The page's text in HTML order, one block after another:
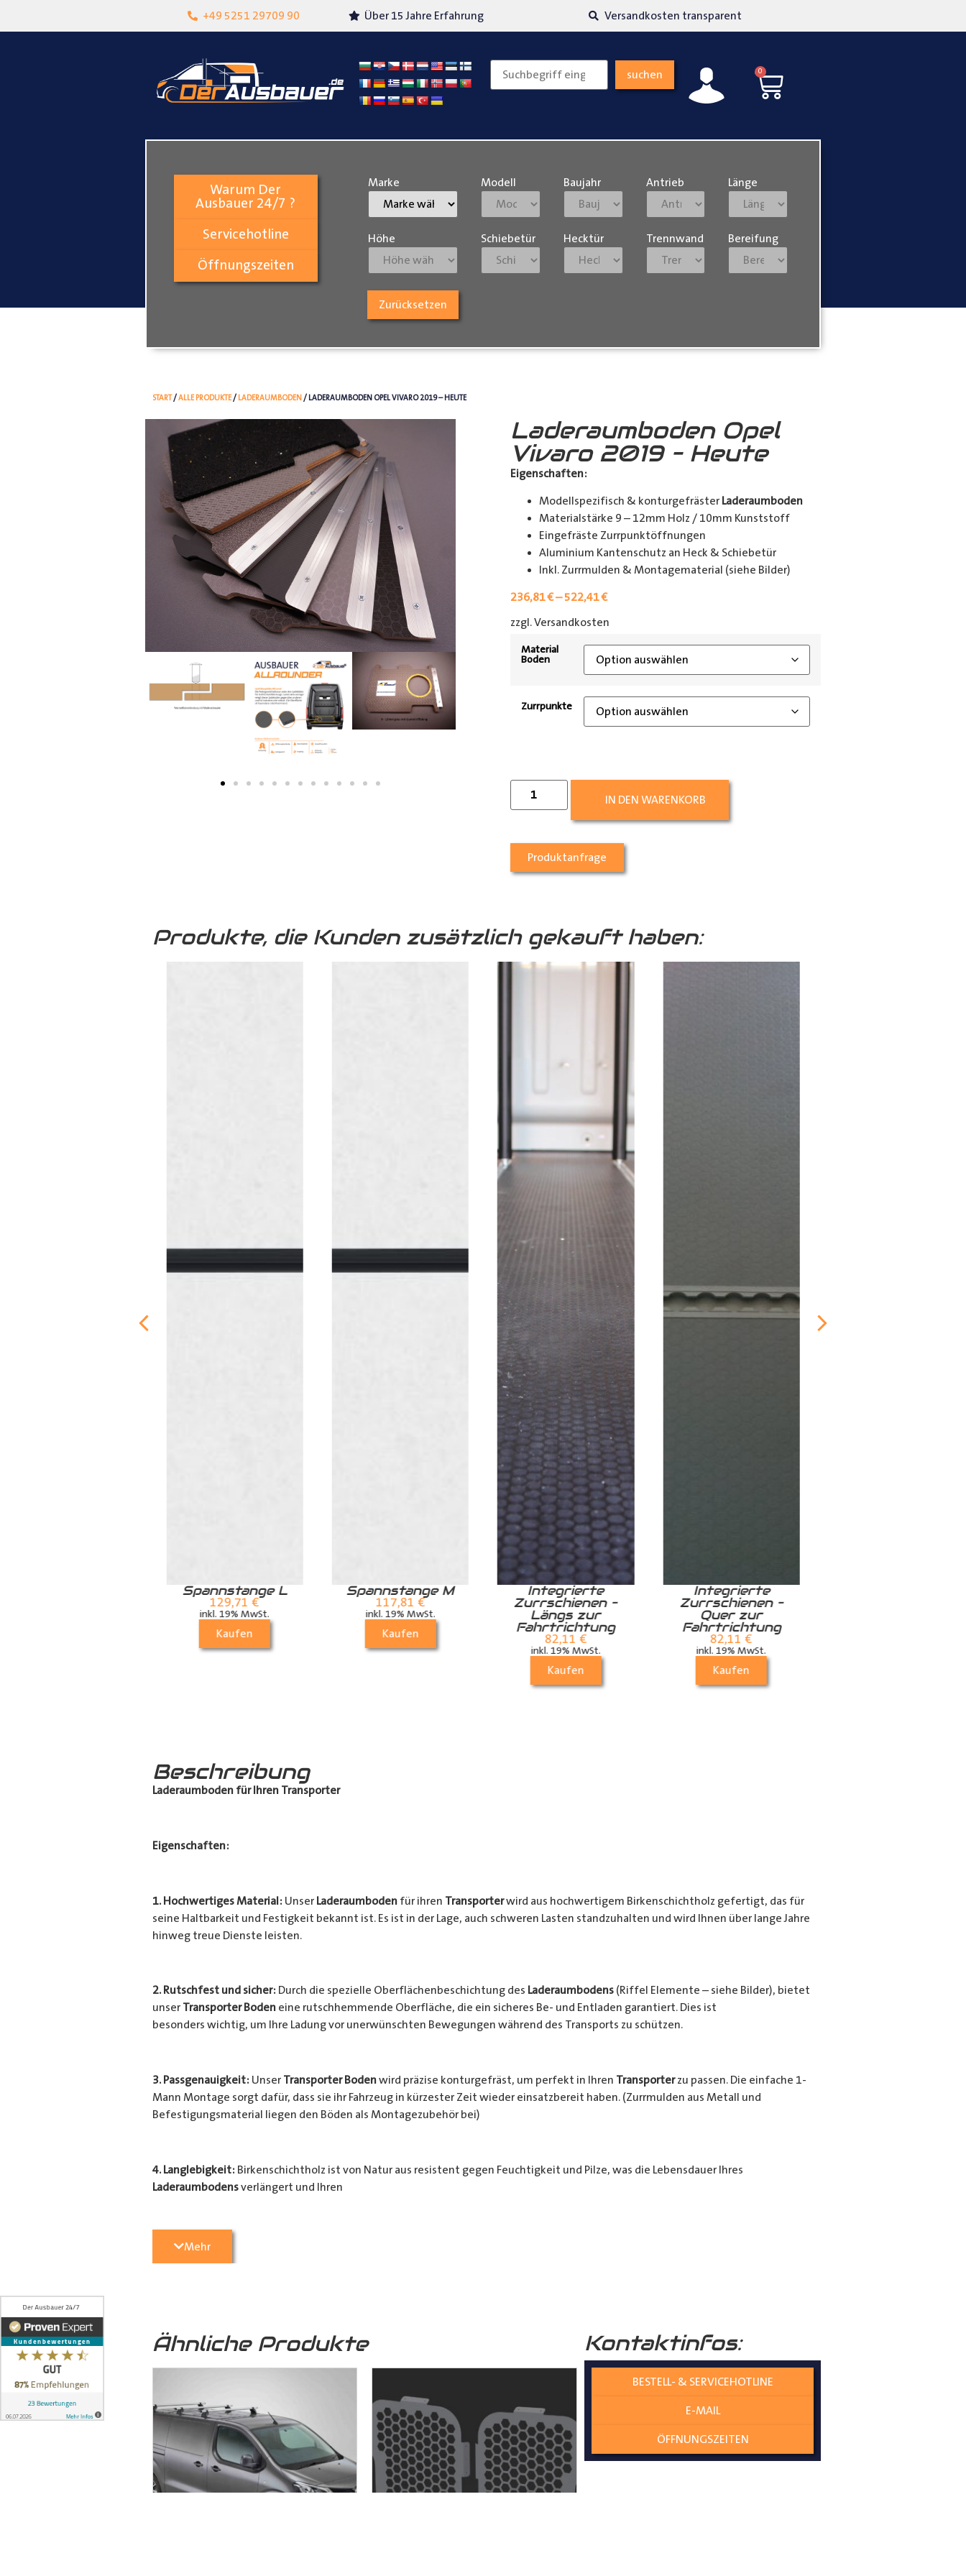
+49 5251 29709 90
Lokalgeschäft in Paderborn Über 15 Jahre Erfahrung Versandkosten transparent
suchen 0
Warum Der
Ausbauer 24/7 ?
Servicehotline
Öffnungszeiten
Marke Modell Baujahr Antrieb Länge
Höhe Schiebetür Hecktür Trennwand Bereifung
Zurücksetzen
START/ALLE PRODUKTE/ LADERAUMBODEN / LADERAUMBODEN OPEL VIVARO 2019 – HEUTE
Laderaumboden Opel
Vivaro 2019 – Heute
Eigenschaften:
Modellspezifisch & konturgefräster Laderaumboden
Materialstärke 9 – 12mm Holz / 10mm Kunststoff
Eingefräste Zurrpunktöffnungen
Aluminium Kantenschutz an Heck & Schiebetür
Inkl. Zurrmulden & Montagematerial (siehe Bilder)
236,81€–522,41€
zzgl. Versandkosten
Material
Boden
Zurrpunkte
IN DEN WARENKORB
Produktanfrage
Produkte, die Kunden zusätzlich gekauft haben:
Spannstange L
129,71€
inkl. 19% MwSt.
Kaufen
Spannstange M
117,81 €
inkl. 19% MwSt.
Kaufen
Integrierte
Zurrschienen –
Längs zur
Fahrtrichtung
82,11 €
inkl. 19% MwSt.
Kaufen
Integrierte
Zurrschienen –
Quer zur
Fahrtrichtung
82,11 €
inkl. 19% MwSt.
Kaufen
Beschreibung
Laderaumboden für Ihren Transporter
Eigenschaften:
1. Hochwertiges Material: Unser Laderaumbodenfür ihren Transporterwird aus hochwertigem Birkenschichtholz gefertigt, das für
seine Haltbarkeit und Festigkeit bekannt ist. Es ist in der Lage, auch schweren Lasten standzuhalten und wird Ihnen über lange Jahre
hinweg treue Dienste leisten.
2. Rutschfest und sicher: Durch die spezielle Oberflächenbeschichtung des Laderaumbodens(Riffel Elemente – siehe Bilder), bietet
unser Transporter Bodeneine rutschhemmende Oberfläche, die ein sicheres Be- und Entladen garantiert. Dies ist
besonders wichtig, um Ihre Ladung vor unerwünschten Bewegungen während des Transports zu schützen.
3. Passgenauigkeit: Unser Transporter Bodenwird präzise konturgefräst, um perfekt in Ihren Transporterzu passen. Die einfache 1-
Mann Montage sorgt dafür, dass sie ihr Fahrzeug in kürzester Zeit wieder einsatzbereit haben. (Zurrmulden aus Metall und
Befestigungsmaterial liegen den Böden als Montagezubehör bei)
4. Langlebigkeit: Birkenschichtholz ist von Natur aus resistent gegen Feuchtigkeit und Pilze, was die Lebensdauer Ihres
Laderaumbodensverlängert und Ihren
geschützt.
Das von uns verwendete Holz stammt aus nachhaltiger Forstwirtschaft, was nicht nur die Umwelt schützt,
7. Formschlüssige Verbindung:Die Wechselfalzverbindung ist so konstruiert, dass die einzelnen Holzplatten perfekt
ineinandergreifen und mittels Madenschrauben miteinander im
Laderaumverschraubt werden. Dies gewährleistet eine
formschlüssige Verbindung, bei der die Platten präzise und ohne Spiel zusammenpassen und keine Übergangskanten entstehen
können, auch auf längere Zeit nicht. Dadurch gewährleisten wir, dass der Laderaumboden konturgenau und mit kaum Spiel zwischen
Mehr
Ähnliche Produkte Kontaktinfos:
BESTELL- & SERVICEHOTLINE
E-MAIL
ÖFFNUNGSZEITEN